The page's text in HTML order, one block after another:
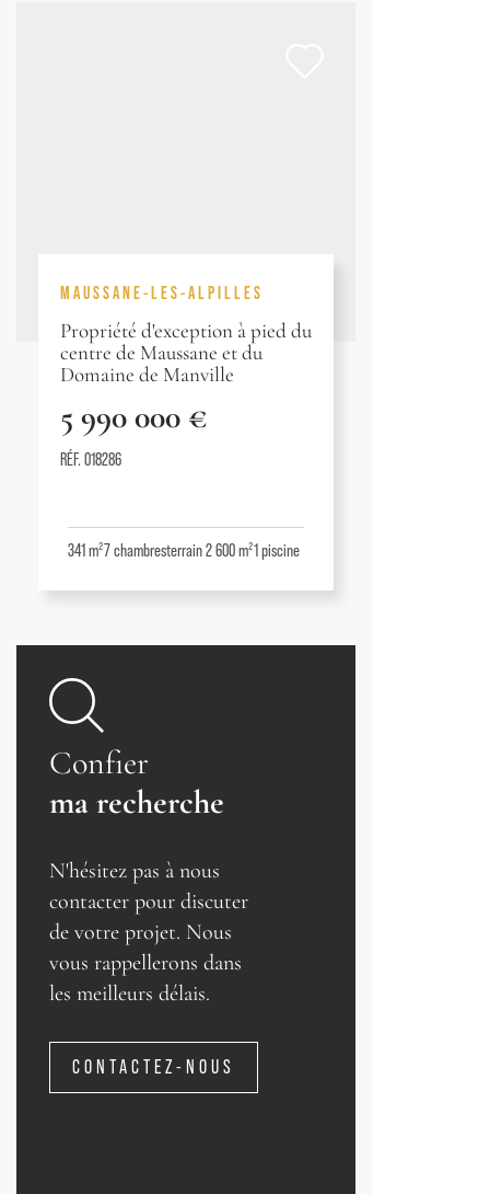
MAUSSANE-LES-ALPILLES
Propriété d'exception à pied du
centre de Maussane et du
Domaine de Manville
5 990 000 €
RÉF. 018286
341 m²7chambresterrain 2 600 m²1piscine
Confier
ma recherche
N'hésitez pas à nous
contacter pour discuter
de votre projet. Nous
vous rappellerons dans
les meilleurs délais.
CONTACTEZ-NOUS